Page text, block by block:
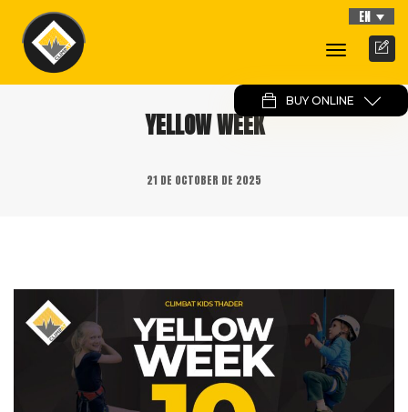
Toggle
BUY ONLINE
EN
YELLOW WEEK
21 DE OCTOBER DE 2025